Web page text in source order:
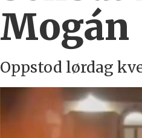
Mogán
Oppstod lørdag